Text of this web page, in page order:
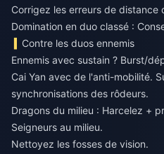
Corrigez les erreurs de distance
Domination en duo classé :
Contre les duos ennemis
Ennemis avec sustain ? Burst/
Cai Yan avec de l'anti-mobilité.
synchronisations des rôdeurs.
Dragons du milieu : Harcelez +
Seigneurs au milieu.
Nettoyez les fosses de vision.